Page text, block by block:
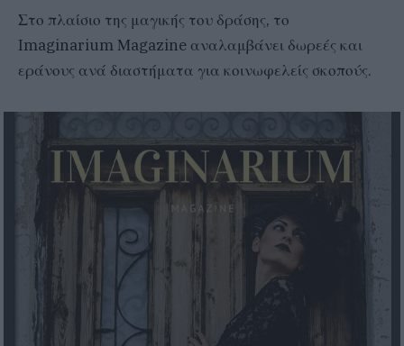
Στο πλαίσιο της μαγικής του δράσης, το
Imaginarium Μagazine αναλαμβάνει δωρεές και
εράνους ανά διαστήματα για κοινωφελείς σκοπούς.